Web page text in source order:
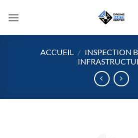
ACCUEIL / INSPECTION